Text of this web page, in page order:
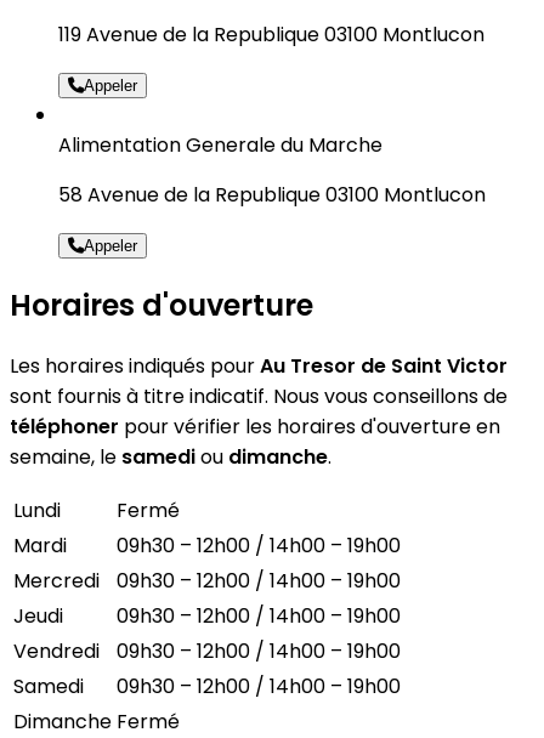
119 Avenue de la Republique 03100 Montlucon
Appeler
Alimentation Generale du Marche
58 Avenue de la Republique 03100 Montlucon
Appeler
Horaires d'ouverture
Les horaires indiqués pourAu Tresor de Saint Victor
sont fournis à titre indicatif. Nous vous conseillons de
téléphoner pour vérifier les horaires d'ouverture en
semaine, le samediou dimanche.
Lundi
Fermé
Mardi
09h30 – 12h00 / 14h00 – 19h00
Mercredi
09h30 – 12h00 / 14h00 – 19h00
Jeudi
09h30 – 12h00 / 14h00 – 19h00
Vendredi
09h30 – 12h00 / 14h00 – 19h00
Samedi
09h30 – 12h00 / 14h00 – 19h00
Dimanche Fermé